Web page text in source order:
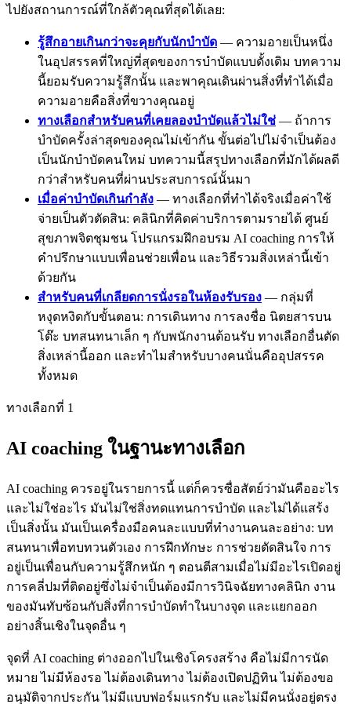
ไปยังสถานการณ์ที่ใกล้ตัวคุณที่สุดได้เลย:
รู้สึกอายเกินกว่าจะคุยกับนักบำบัด — ความอายเป็นหนึ่ง
ในอุปสรรคที่ใหญ่ที่สุดของการบำบัดแบบดั้งเดิม บทความ
นี้ยอมรับความรู้สึกนั้น และพาคุณเดินผ่านสิ่งที่ทำได้เมื่อ
ความอายคือสิ่งที่ขวางคุณอยู่
ทางเลือกสำหรับคนที่เคยลองบำบัดแล้วไม่ใช่ — ถ้าการ
บำบัดครั้งล่าสุดของคุณไม่เข้ากัน ขั้นต่อไปไม่จำเป็นต้อง
เป็นนักบำบัดคนใหม่ บทความนี้สรุปทางเลือกที่มักได้ผลดี
กว่าสำหรับคนที่ผ่านประสบการณ์นั้นมา
เมื่อค่าบำบัดเกินกำลัง — ทางเลือกที่ทำได้จริงเมื่อค่าใช้
จ่ายเป็นตัวตัดสิน: คลินิกที่คิดค่าบริการตามรายได้ ศูนย์
สุขภาพจิตชุมชน โปรแกรมฝึกอบรม AI coaching การให้
คำปรึกษาแบบเพื่อนช่วยเพื่อน และวิธีรวมสิ่งเหล่านี้เข้า
ด้วยกัน
สำหรับคนที่เกลียดการนั่งรอในห้องรับรอง — กลุ่มที่
หงุดหงิดกับขั้นตอน: การเดินทาง การลงชื่อ นิตยสารบน
โต๊ะ บทสนทนาเล็ก ๆ กับพนักงานต้อนรับ ทางเลือกอื่นตัด
สิ่งเหล่านี้ออก และทำไมสำหรับบางคนนั่นคืออุปสรรค
ทั้งหมด
ทางเลือกที่ 1
AI coaching ในฐานะทางเลือก
AI coaching ควรอยู่ในรายการนี้ แต่ก็ควรซื่อสัตย์ว่ามันคืออะไร
และไม่ใช่อะไร มันไม่ใช่สิ่งทดแทนการบำบัด และไม่ได้แสร้ง
เป็นสิ่งนั้น มันเป็นเครื่องมือคนละแบบที่ทำงานคนละอย่าง: บท
สนทนาเพื่อทบทวนตัวเอง การฝึกทักษะ การช่วยตัดสินใจ การ
อยู่เป็นเพื่อนกับความรู้สึกหนัก ๆ ตอนตีสามเมื่อไม่มีอะไรเปิดอยู่
การคลี่ปมที่ติดอยู่ซึ่งไม่จำเป็นต้องมีการวินิจฉัยทางคลินิก งาน
ของมันทับซ้อนกับสิ่งที่การบำบัดทำในบางจุด และแยกออก
อย่างสิ้นเชิงในจุดอื่น ๆ
จุดที่ AI coaching ต่างออกไปในเชิงโครงสร้าง คือไม่มีการนัด
หมาย ไม่มีห้องรอ ไม่ต้องเดินทาง ไม่ต้องเปิดปฏิทิน ไม่ต้องขอ
อนุมัติจากประกัน ไม่มีแบบฟอร์มแรกรับ และไม่มีคนนั่งอยู่ตรง